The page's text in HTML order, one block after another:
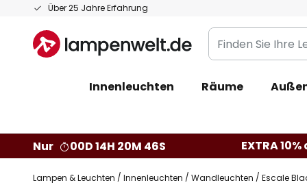
Über 25 Jahre Erfahrung
Zum
springen
Finden
Sie
Leuchte...
Innenleuchten Räume
Nur
00D 14H 20M 45S EXTRA
Lampen & Leuchten Innenleuchten Wandleuchten Escale